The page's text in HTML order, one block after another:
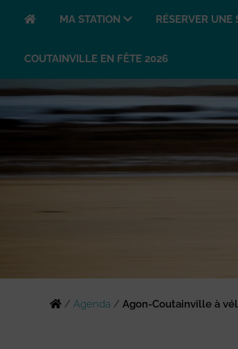
MA STATION RÉSERVER UNE
COUTAINVILLE EN FÊTE 2026
/ Agenda / Agon-Coutainville à